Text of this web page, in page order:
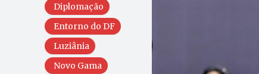
Diplomação
Entorno do DF
Luziânia
Novo Gama